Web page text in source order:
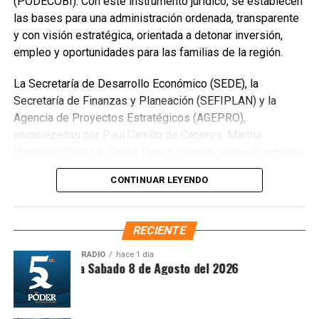
para voleibol, básquetbol y fútbol, además de espacios
para expresiones artísticas y áreas de orientación
psicológica.
La presidenta municipal Estefanía Mercado informó que el
centro tendrá capacidad para atender a más de mil
las bases para una administración ordenada, transparente
y con visión estratégica, orientada a detonar inversión,
empleo y oportunidades para las familias de la región.
La Secretaría de Desarrollo Económico (SEDE), la
Secretaría de Finanzas y Planeación (SEFIPLAN) y la
Agencia de Proyectos Estratégicos (AGEPRO),
encabezadas por Paul Carrillo de Cáceres, Martha
concretaron la firma del convenio con Banco Bancrea, S.A.,
que permitirá operar el fideicomiso y garantizar certeza
institucional en el desarrollo del PODECOBI Chetumal.
CONTINUAR LEYENDO
RECIENTE
RADIO hace 1 día
Matutina Sabado 8 de Agosto del 2026